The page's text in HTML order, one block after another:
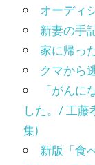
オーディ
新妻の手
家に帰っ
クマから
「がん
した。/ 工藤
集)
新版「食